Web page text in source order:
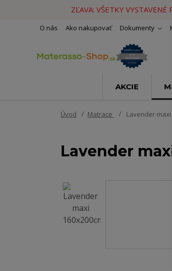
ZĽAVA: VŠETKY
O nás Ako nakupovať Dokumenty
AKCIE
Úvod Matrace Lavender maxi
Lavender